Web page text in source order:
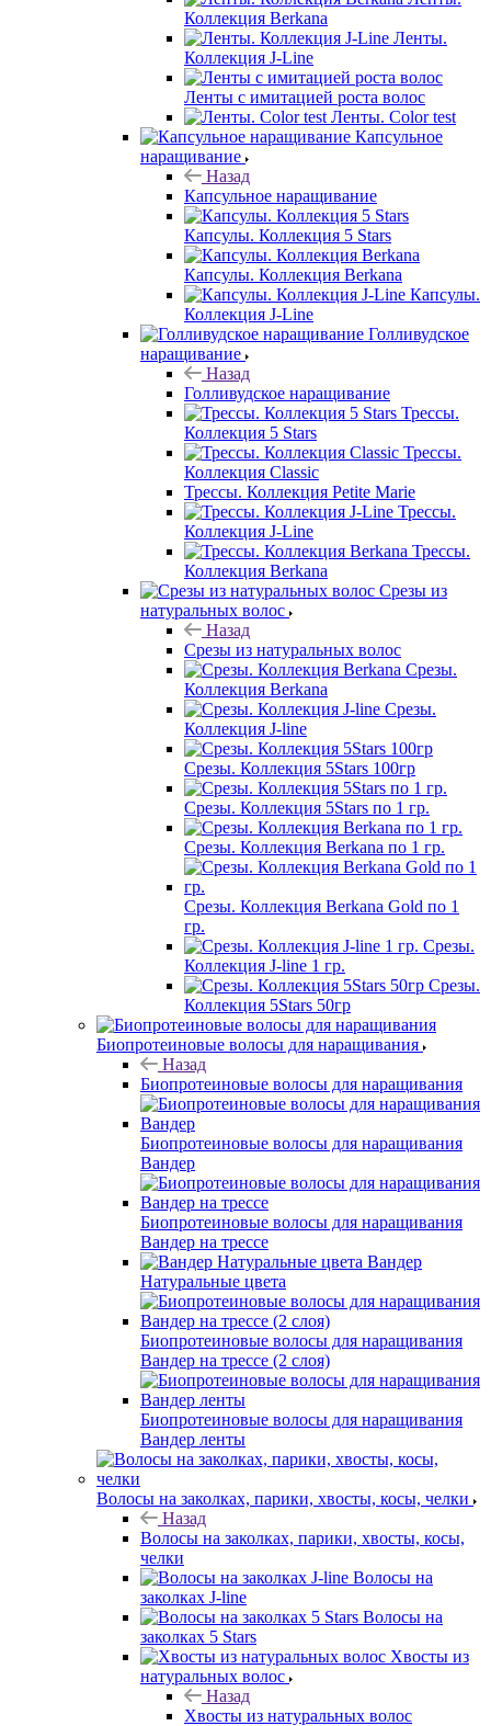
Коллекция Berkana
Ленты.
Коллекция J-Line
Ленты с имитацией роста волос
Ленты. Color test
Капсульное
наращивание
Назад
Капсульное наращивание
Капсулы. Коллекция 5 Stars
Капсулы. Коллекция Berkana
Капсулы.
Коллекция J-Line
Голливудское
наращивание
Назад
Голливудское наращивание
Трессы.
Коллекция 5 Stars
Трессы.
Коллекция Classic
Трессы. Коллекция Petite Marie
Трессы.
Коллекция J-Line
Трессы.
Коллекция Berkana
Срезы из
натуральных волос
Назад
Срезы из натуральных волос
Срезы.
Коллекция Berkana
Срезы.
Коллекция J-line
Срезы. Коллекция 5Stars 100гр
Срезы. Коллекция 5Stars по 1 гр.
Срезы. Коллекция Berkana по 1 гр.
Срезы. Коллекция Berkana Gold по 1
гр.
Срезы.
Коллекция J-line 1 гр.
Срезы.
Коллекция 5Stars 50гр
Биопротеиновые волосы для наращивания
Назад
Биопротеиновые волосы для наращивания
Биопротеиновые волосы для наращивания
Вандер
Биопротеиновые волосы для наращивания
Вандер на трессе
Вандер
Натуральные цвета
Биопротеиновые волосы для наращивания
Вандер на трессе (2 слоя)
Биопротеиновые волосы для наращивания
Вандер ленты
Волосы на заколках, парики, хвосты, косы, челки
Назад
Волосы на заколках, парики, хвосты, косы,
челки
Волосы на
заколках J-line
Волосы на
заколках 5 Stars
Хвосты из
натуральных волос
Назад
Хвосты из натуральных волос